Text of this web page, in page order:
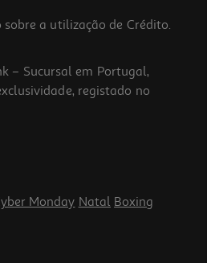
a utilização de Crédito.
– Sucursal em Portugal,
registado no
Monday Natal Boxing